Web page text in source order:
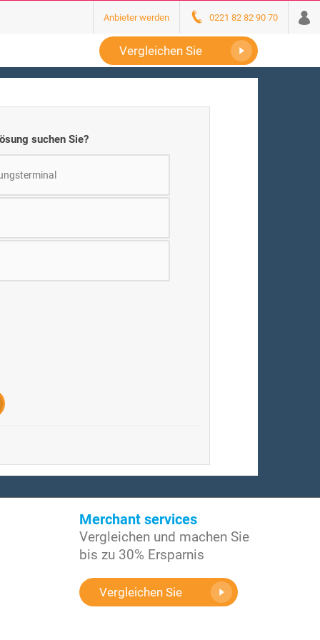
Anbieter werden 0221 82 82 90 70
Vergleichen Sie
suchen Sie?
Merchant services
Vergleichen und machen Sie
bis zu 30% Ersparnis
Vergleichen Sie